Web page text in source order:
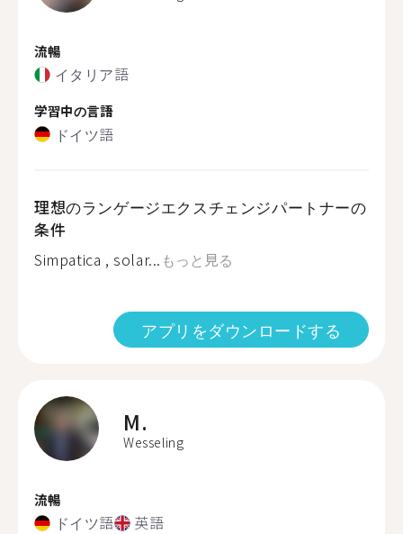
流暢
イタリア語
学習中の言語
ドイツ語
理想のランゲージエクスチェンジパートナーの
条件
Simpatica , solar... もっと見る
アプリをダウンロードする
M.
Wesseling
流暢
ドイツ語 英語